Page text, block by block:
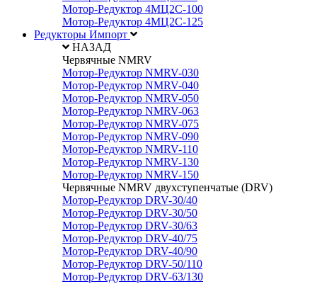
Мотор-Редуктор 4МЦ2С-100
Мотор-Редуктор 4МЦ2С-125
Редукторы Импорт
НАЗАД
Червячные NMRV
Мотор-Редуктор NMRV-030
Мотор-Редуктор NMRV-040
Мотор-Редуктор NMRV-050
Мотор-Редуктор NMRV-063
Мотор-Редуктор NMRV-075
Мотор-Редуктор NMRV-090
Мотор-Редуктор NMRV-110
Мотор-Редуктор NMRV-130
Мотор-Редуктор NMRV-150
Червячные NMRV двухступенчатые (DRV)
Мотор-Редуктор DRV-30/40
Мотор-Редуктор DRV-30/50
Мотор-Редуктор DRV-30/63
Мотор-Редуктор DRV-40/75
Мотор-Редуктор DRV-40/90
Мотор-Редуктор DRV-50/110
Мотор-Редуктор DRV-63/130